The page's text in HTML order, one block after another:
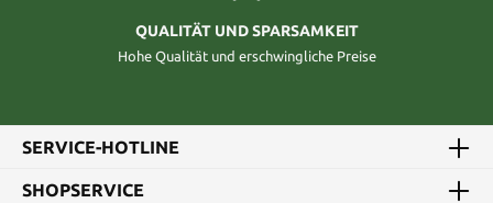
QUALITÄT UND SPARSAMKEIT
Hohe Qualität und erschwingliche Preise
SERVICE-HOTLINE
SHOPSERVICE